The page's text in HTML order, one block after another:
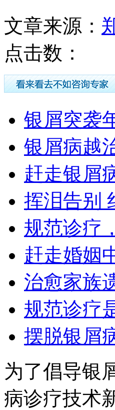
文章来源：
点击数：
银屑突袭
银屑病越
赶走银屑
挥泪告别
规范诊疗
赶走婚姻
治愈家族
规范诊疗
摆脱银屑
为了倡导银
病诊疗技术